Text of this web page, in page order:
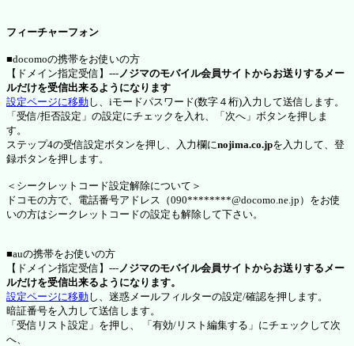
フィーチャーフォン
■docomoの携帯をお使いの方
【ドメイン指定受信】---ノジマのモバイル会員サイトからお送りするメー
ルだけを受信出来るようになります
設定ページに移動し、iモードパスワード(数字４桁)入力して送信します。
「受信/拒否設定」の設定にチェックを入れ、「次へ」ボタンを押しま
す。
ステップ4の受信設定ボタンを押し、入力欄にnojima.co.jpを入力して、登
録ボタンを押します。
＜シークレットコード設定解除について＞
ドコモの方で、電話番号アドレス（090********@docomo.ne.jp）をお使
いの方はシークレットコードの設定も解除して下さい。
■auの携帯をお使いの方
【ドメイン指定受信】---ノジマのモバイル会員サイトからお送りするメー
ルだけを受信出来るようになります。
設定ページに移動し、迷惑メールフィルターの設定/確認を押します。
暗証番号を入力して送信します。
「受信リスト設定」を押し、 「有効/リスト編集する」にチェックして次
へ、